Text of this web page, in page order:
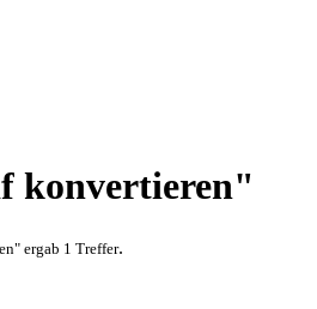
konvertieren"
ergab 1 Treffer.